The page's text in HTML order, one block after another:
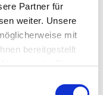
Partner für
weiter. Unsere
mit
bereitgestellt
der Dienste